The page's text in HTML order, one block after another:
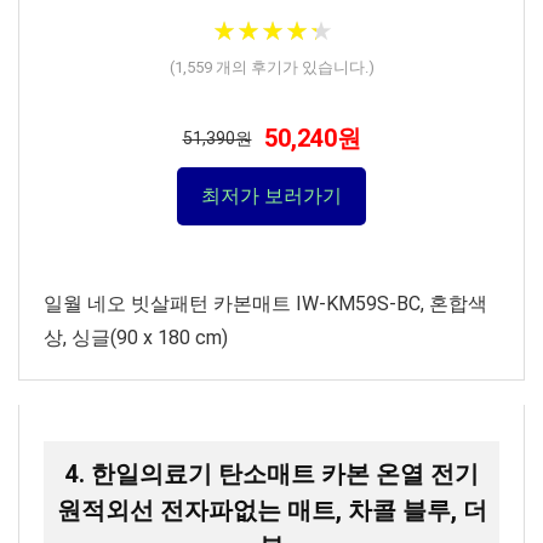
★★★★★
★★★★★
(1,559개의 후기가 있습니다.)
51,390원 50,240원
최저가 보러가기
일월 네오 빗살패턴 카본매트 IW-KM59S-BC, 혼합색
상, 싱글(90 x 180 cm)
4. 한일의료기 탄소매트 카본 온열 전기
원적외선 전자파없는 매트, 차콜 블루, 더